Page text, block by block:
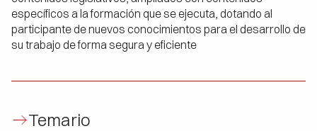
específicos a la formación que se ejecuta, dotando al
participante de nuevos conocimientos para el desarrollo de
su trabajo de forma segura y eficiente
Temario